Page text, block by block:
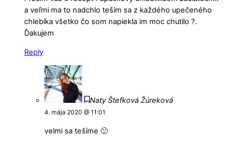
a veľmi ma to nadchlo teším sa z každého upečeného
chlebíka všetko čo som napiekla im moc chutilo ?.
Ďakujem
Reply
Naty Štefková Žúreková
4. mája 2020 @ 11:01
velmi sa tešíme 🙂